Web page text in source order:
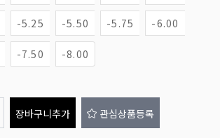
-5.25 -5.50 -5.75 -6.00
-7.50 -8.00
장바구니추가 관심상품등록